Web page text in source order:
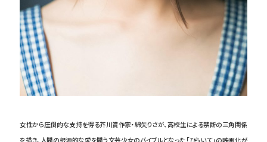
女性から圧倒的な支持を得る芥川賞作家・綿矢りさが、高校生による禁断の三角関係
を描き、人間の根源的な愛を問う文芸少女のバイブルとなった「ひらいて」の映画化が